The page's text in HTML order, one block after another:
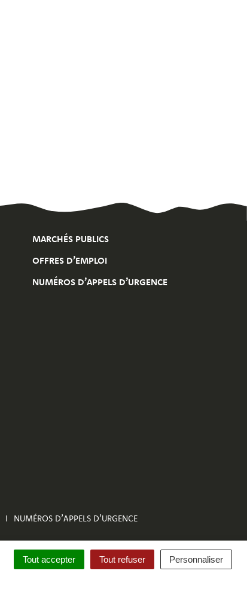
Tout accepter Tout refuser Personnaliser
MARCHÉS PUBLICS
OFFRES D’EMPLOI
NUMÉROS D’APPELS D’URGENCE
NUMÉROS D’APPELS D’URGENCE